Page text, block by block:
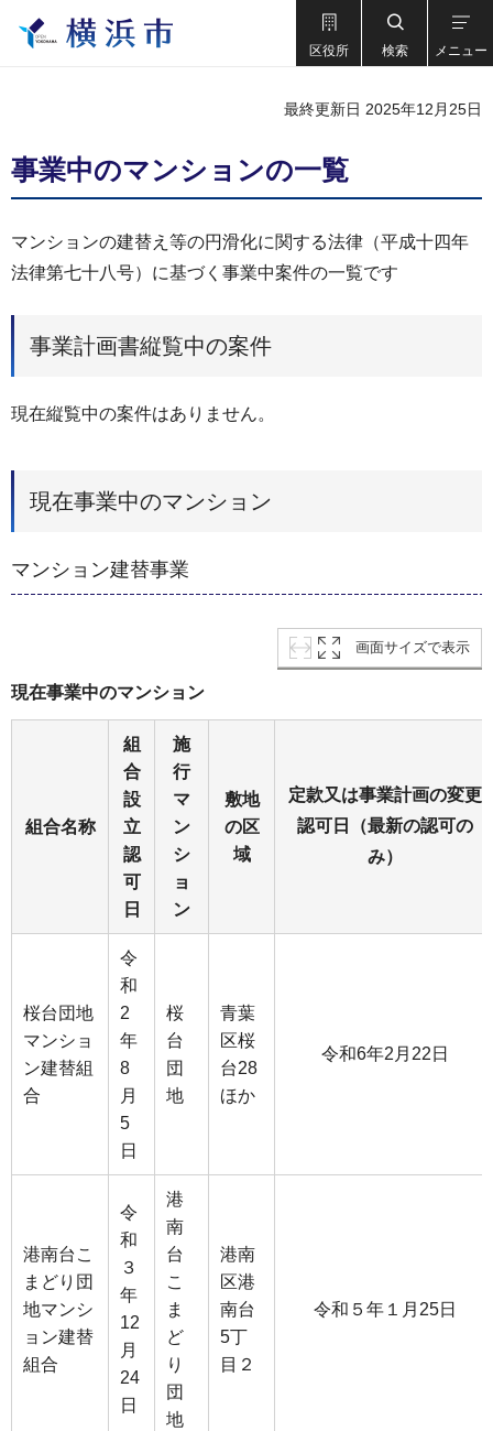
区役所 検索 メニュー
最終更新日 2025年12月25日
事業中のマンションの一覧
マンションの建替え等の円滑化に関する法律（平成十四年
法律第七十八号）に基づく事業中案件の一覧です
事業計画書縦覧中の案件
現在縦覧中の案件はありません。
現在事業中のマンション
マンション建替事業
画面サイズで表示
現在事業中のマンション
組合名称
組
合
設
立
認
可
日
施
行
マ
ン
シ
ョ
ン
敷地
の区
域
定款又は事業計画の変更
認可日（最新の認可の
み）
桜台団地
マンショ
ン建替組
合
令
和
2
年
8
月
5
日
桜
台
団
地
青葉
区桜
台28
ほか
令和6年2月22日
港南台こ
まどり団
地マンシ
ョン建替
組合
令
和
３
年
12
月
24
日
港
南
台
こ
ま
ど
り
団
地
港南
区港
南台
5丁
目２
令和５年１月25日